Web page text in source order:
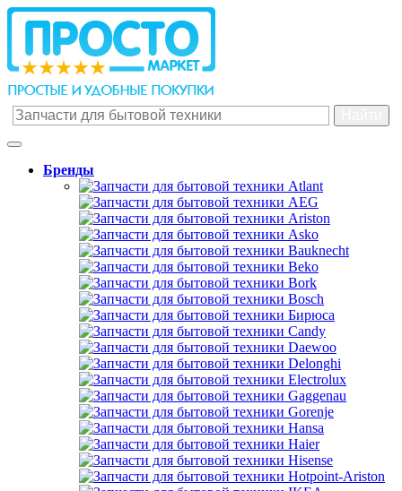
Бренды